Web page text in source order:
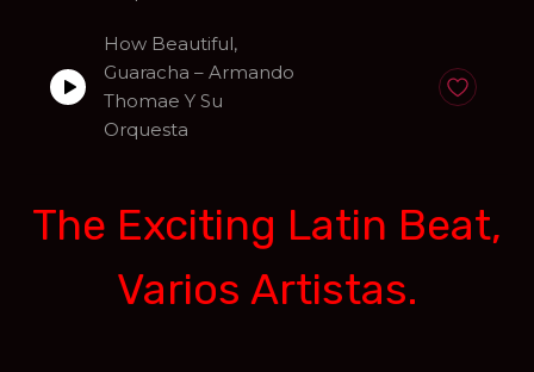
How Beautiful,
Guaracha – Armando
Thomae Y Su
Orquesta
Anadir a
The Exciting Latin Beat,
Varios Artistas.